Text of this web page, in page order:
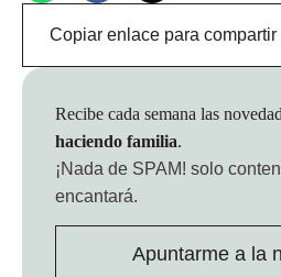
Copiar enlace para compartir
Recibe cada semana las
haciendo familia.
¡Nada de SPAM! solo
encantará.
Apuntarme a la